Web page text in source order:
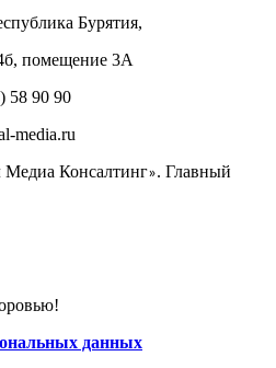
Бурятия,
помещение 3А
58 90 90
media.ru
Медиа Консалтинг». Главный
данных